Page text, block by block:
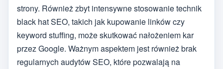
strony. Również zbyt intensywne stosowanie technik
black hat SEO, takich jak kupowanie linków czy
keyword stuffing, może skutkować nałożeniem kar
przez Google. Ważnym aspektem jest również brak
regularnych audytów SEO, które pozwalają na